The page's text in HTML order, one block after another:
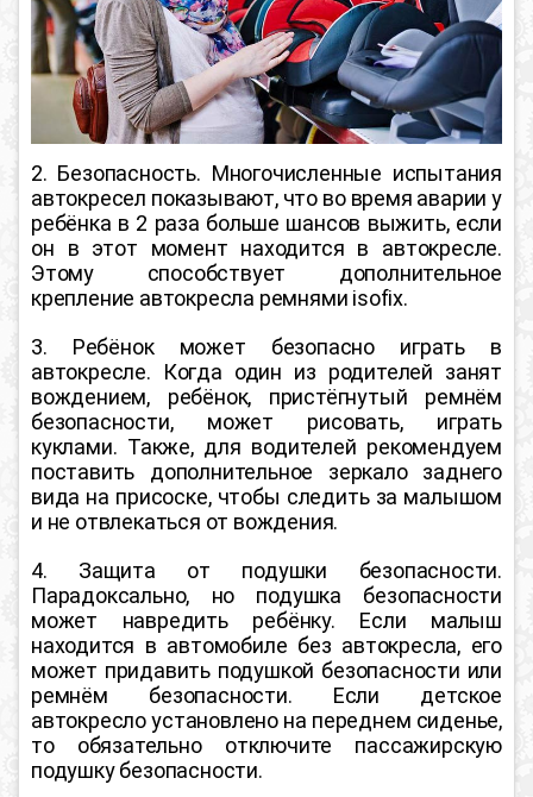
2. Безопасность. Многочисленные испытания
автокресел показывают, что во время аварии у
ребёнка в 2 раза больше шансов выжить, если
он в этот момент находится в автокресле.
Этому способствует дополнительное
крепление автокресла ремнями isofix.
3. Ребёнок может безопасно играть в
автокресле. Когда один из родителей занят
вождением, ребёнок, пристёгнутый ремнём
безопасности, может рисовать, играть
куклами. Также, для водителей рекомендуем
поставить дополнительное зеркало заднего
вида на присоске, чтобы следить за малышом
и не отвлекаться от вождения.
4. Защита от подушки безопасности.
Парадоксально, но подушка безопасности
может навредить ребёнку. Если малыш
находится в автомобиле без автокресла, его
может придавить подушкой безопасности или
ремнём безопасности. Если детское
автокресло установлено на переднем сиденье,
то обязательно отключите пассажирскую
подушку безопасности.